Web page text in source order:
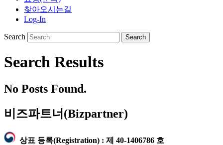
찾아오시는길
Log-In
Search
Search Results
No Posts Found.
비즈파트너(Bizpartner)
상표 등록(Registration) : 제 40-1406786 호